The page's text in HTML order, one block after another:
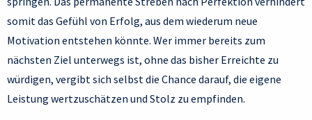
somit das Gefühl von Erfolg, aus dem wiederum neue
Motivation entstehen könnte. Wer immer bereits zum
nächsten Ziel unterwegs ist, ohne das bisher Erreichte zu
würdigen, vergibt sich selbst die Chance darauf, die eigene
Leistung wertzuschätzen und Stolz zu empfinden.